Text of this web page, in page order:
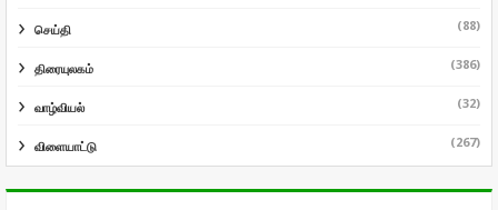
செய்தி (88)
திரையுலகம் (386)
வாழ்வியல் (32)
விளையாட்டு (267)